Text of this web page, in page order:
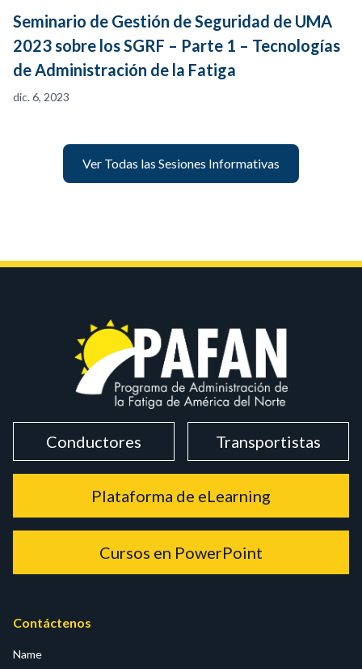
Seminario de Gestión de Seguridad de UMA
2023 sobre los SGRF – Parte 1 – Tecnologías
de Administración de la Fatiga
dic. 6, 2023
Ver Todas las Sesiones Informativas
Conductores Transportistas
Plataforma de eLearning
Cursos en PowerPoint
Contáctenos
Name